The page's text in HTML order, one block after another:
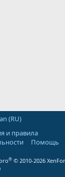
(RU)
и правила
Помощь
® © 2010-2026